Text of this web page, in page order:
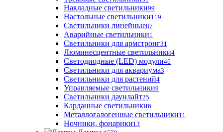
Накладные светильники99
Настольные светильники119
Светильники линейные87
Аварийные светильники1
Светильники для армстронг31
Люминесцентные светильники4
Светодиодные (LED) модули46
Светильники для аквариума3
Светильники для растений4
Управляемые светильники9
Светильники даунлайт25
Карданные светильники6
Металлогалогенные светильники11
Ночники, фонарики13